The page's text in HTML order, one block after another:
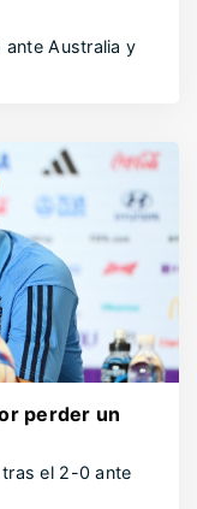
ante Australia y
perder un
tras el 2-0 ante